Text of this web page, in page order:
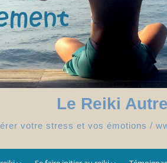
Le Reiki
votre stress et vos émotions /